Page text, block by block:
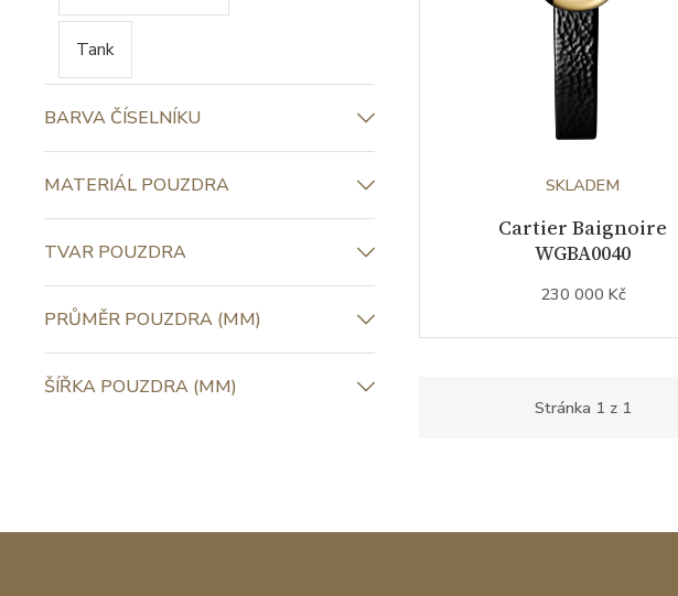
Tank
BARVA ČÍSELNÍKU
MATERIÁL POUZDRA
TVAR POUZDRA
PRŮMĚR POUZDRA (MM)
ŠÍŘKA POUZDRA (MM)
SKLADEM
Cartier Baignoire
WGBA0040
230 000 Kč
Stránka 1 z 1